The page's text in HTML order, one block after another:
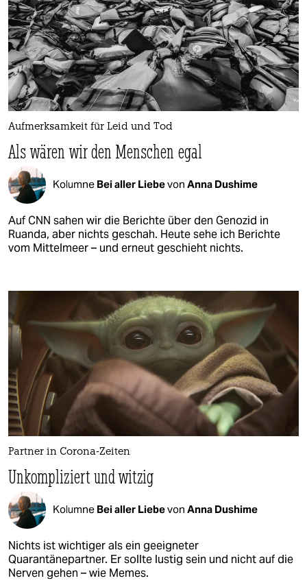
Aufmerksamkeit für Leid und Tod
Als wären wir den Menschen egal
Kolumne Bei aller Liebevon Anna Dushime
Auf CNN sahen wir die Berichte über den Genozid in
Ruanda, aber nichts geschah. Heute sehe ich Berichte
vom Mittelmeer – und erneut geschieht nichts.
Partner in Corona-Zeiten
Unkompliziert und witzig
Kolumne Bei aller Liebevon Anna Dushime
Nichts ist wichtiger als ein geeigneter
Quarantänepartner. Er sollte lustig sein und nicht auf die
Nerven gehen – wie Memes.